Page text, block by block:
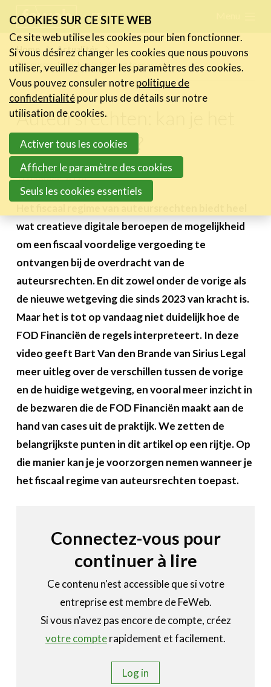
links
Jump
to
navigation
Jump
main
content
FR NL
Home
Actualités
Auteursrechten: kan je het nog toepassen?
Auteursrechten: kan je het
nog toepassen?
10 janvier 2024
wat creatieve digitale beroepen de mogelijkheid
om een fiscaal voordelige vergoeding te
ontvangen bij de overdracht van de
auteursrechten. En dit zowel onder de vorige als
de nieuwe wetgeving die sinds 2023 van kracht is.
Maar het is tot op vandaag niet duidelijk hoe de
FOD Financiën de regels interpreteert. In deze
video geeft Bart Van den Brande van Sirius Legal
meer uitleg over de verschillen tussen de vorige
en de huidige wetgeving, en vooral meer inzicht in
de bezwaren die de FOD Financiën maakt aan de
hand van cases uit de praktijk. We zetten de
belangrijkste punten in dit artikel op een rijtje. Op
die manier kan je je voorzorgen nemen wanneer je
het fiscaal regime van auteursrechten toepast.
Connectez-vous pour
continuer à lire
Ce contenu n'est accessible que si votre
entreprise est membre de FeWeb.
Si vous n'avez pas encore de compte, créez
votre compterapidement et facilement.
Log in
Actualités
Les nouvelles du secteur
Les FeWeb Vidéos
Les Cases des membres
Activités
Cases Gallery
Le Toolbox
A propos
Become a member Account
COOKIES SUR CE SITE WEB
Ce site web utilise les cookies pour bien fonctionner.
Si vous désirez changer les cookies que nous pouvons
utiliser, veuillez changer les paramètres des cookies.
Vous pouvez consuler notrepolitique de
confidentialitépour plus de détails sur notre
utilisation de cookies.
Activer tous les cookies
Afficher le paramètre des cookies
Seuls les cookies essentiels